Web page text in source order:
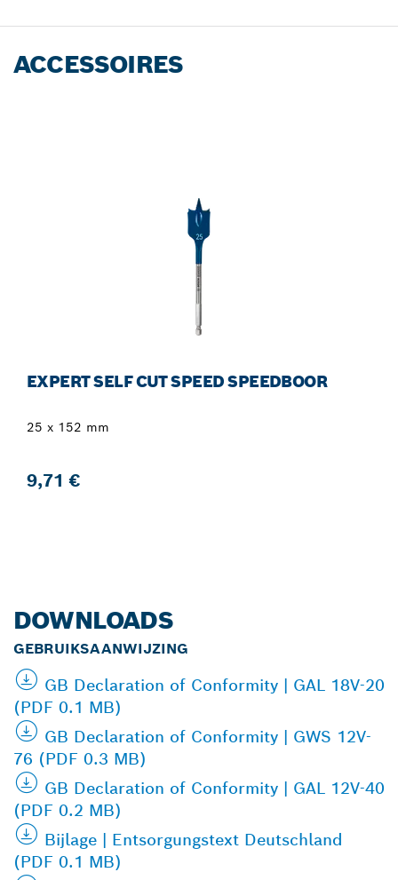
ACCESSOIRES
EXPERT SELF CUT SPEED SPEEDBOOR
25 x 152 mm
9,71 €
DOWNLOADS
GEBRUIKSAANWIJZING
GB Declaration of Conformity | GAL 18V-20
(PDF 0.1 MB)
GB Declaration of Conformity | GWS 12V-
76 (PDF 0.3 MB)
GB Declaration of Conformity | GAL 12V-40
(PDF 0.2 MB)
Bijlage | Entsorgungstext Deutschland
(PDF 0.1 MB)